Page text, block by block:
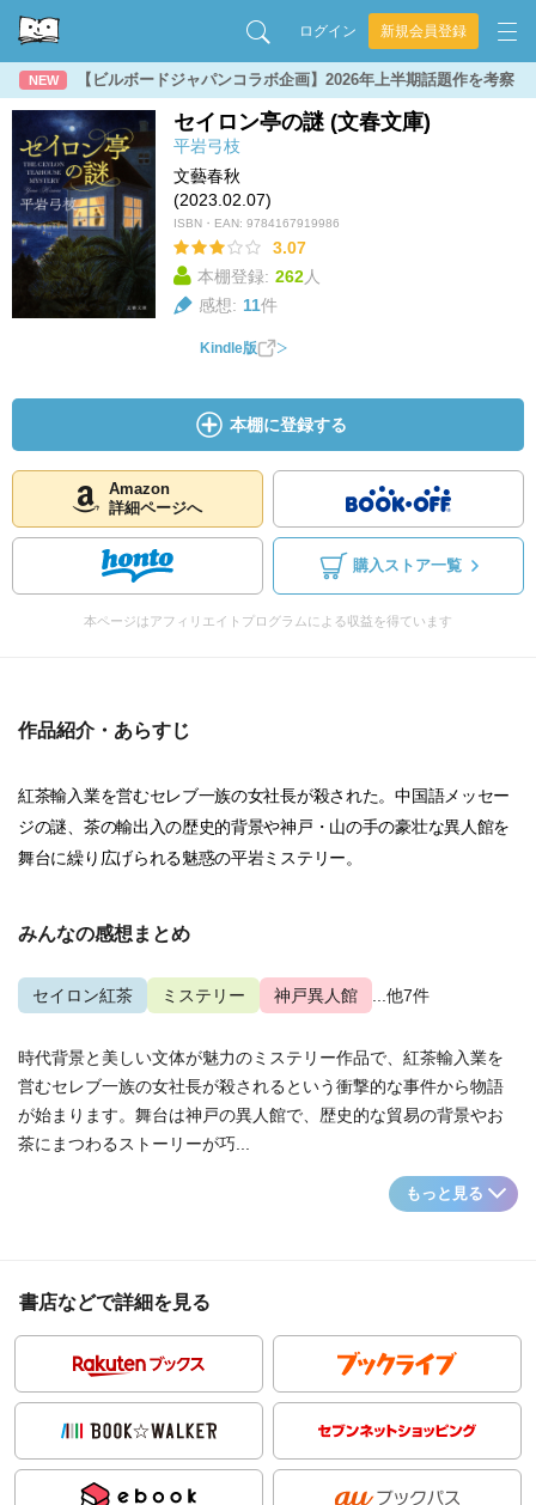
ログイン 新規会員登録
NEW 【ビルボードジャパンコラボ企画】2026年上半期話題作を考察
セイロン亭の謎 (文春文庫)
平岩弓枝
文藝春秋
(2023.02.07)
ISBN・EAN: 9784167919986
3.07
本棚登録: 262人
感想: 11件
Kindle版
本棚に登録する
Amazon
詳細ページへ
購入ストア一覧
本ページはアフィリエイトプログラムによる収益を得ています
作品紹介・あらすじ
紅茶輸入業を営むセレブ一族の女社長が殺された。中国語メッセー
ジの謎、茶の輸出入の歴史的背景や神戸・山の手の豪壮な異人館を
舞台に繰り広げられる魅惑の平岩ミステリー。
みんなの感想まとめ
セイロン紅茶 ミステリー 神戸異人館 ...他7件
時代背景と美しい文体が魅力のミステリー作品で、紅茶輸入業を
営むセレブ一族の女社長が殺されるという衝撃的な事件から物語
が始まります。舞台は神戸の異人館で、歴史的な貿易の背景やお
茶にまつわるストーリーが巧...
もっと見る
書店などで詳細を見る